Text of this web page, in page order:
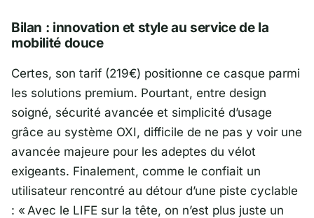
Bilan : innovation et style au service de la
mobilité douce
Certes, son tarif (219€) positionne ce casque parmi
les solutions premium. Pourtant, entre design
soigné, sécurité avancée et simplicité d’usage
grâce au système OXI, difficile de ne pas y voir une
avancée majeure pour les adeptes du vélot
exigeants. Finalement, comme le confiait un
utilisateur rencontré au détour d’une piste cyclable
: « Avec le LIFE sur la tête, on n’est plus juste un